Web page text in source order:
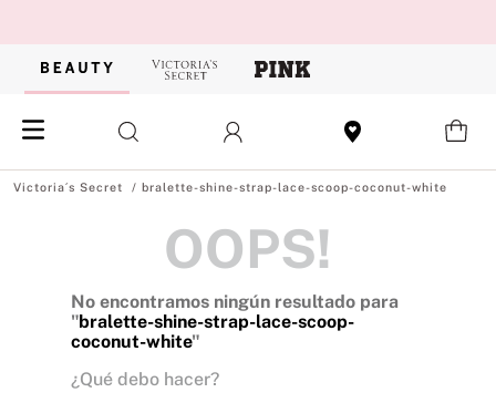
bralette-shine-strap-lace-scoop-coconut-white
OOPS!
No encontramos ningún resultado para
"bralette-shine-strap-lace-scoop-
coconut-white"
¿Qué debo hacer?